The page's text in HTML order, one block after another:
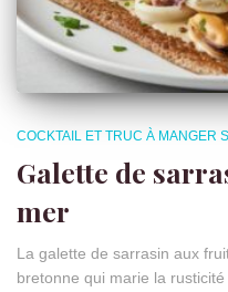
COCKTAIL ET TRUC À MANGER
Galette de
mer
La galette de sarrasin aux
bretonne qui marie la